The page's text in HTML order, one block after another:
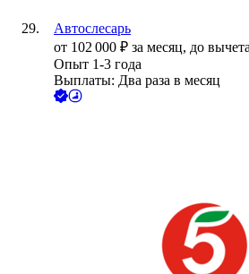
Автослесарь
от 102 000 ₽ за месяц, до
Опыт 1-3 года
Выплаты: Два раза в месяц